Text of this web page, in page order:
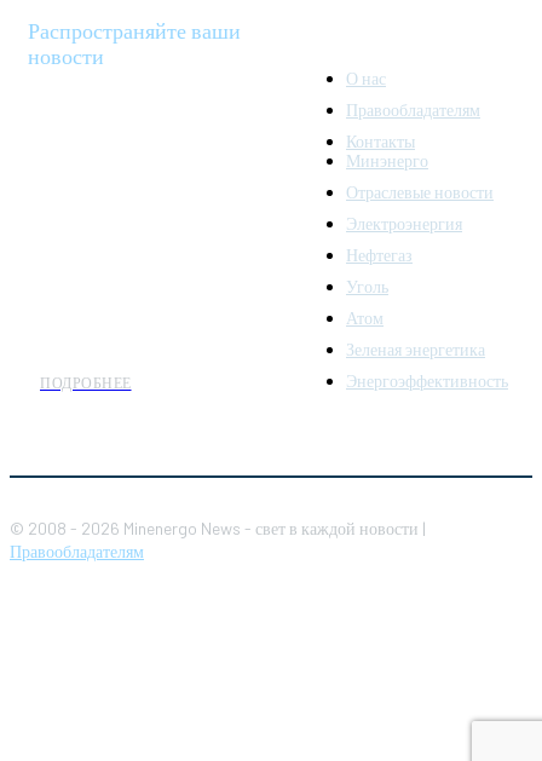
Распространяйте ваши
новости
ПОДРОБНЕЕ
О нас
Правообладателям
Контакты
Минэнерго
Отраслевые новости
Электроэнергия
Нефтегаз
Уголь
Атом
Зеленая энергетика
Энергоэффективность
© 2008 - 2026 Minenergo News - свет в каждой новости |
Правообладателям